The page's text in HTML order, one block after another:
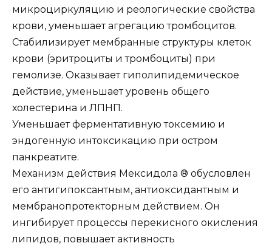
микроциркуляцию и реологические свойства
крови, уменьшает агрегацию тромбоцитов.
Стабилизирует мембранные структуры клеток
крови (эритроциты и тромбоциты) при
гемолизе. Оказывает гиполипидемическое
действие, уменьшает уровень общего
холестерина и ЛПНП.
Уменьшает ферментативную токсемию и
эндогенную интоксикацию при остром
панкреатите.
Механизм действия Мексидола ® обусловлен
его антигипоксантным, антиоксидантным и
мембранопротекторным действием. Он
ингибирует процессы перекисного окисления
липидов, повышает активность